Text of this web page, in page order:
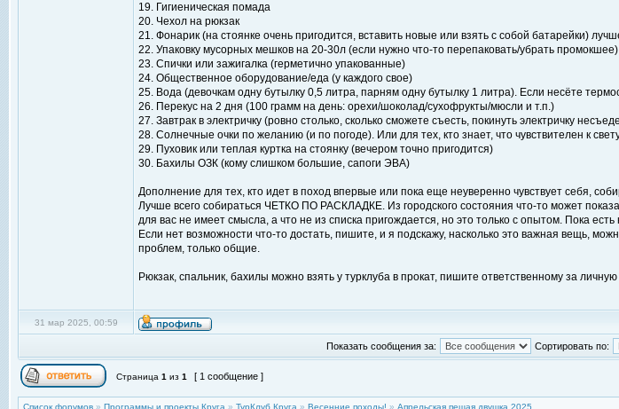
19. Гигиеническая помада
20. Чехол на рюкзак
21. Фонарик (на стоянке очень пригодится, вставить новые или взять с собой батарейки)
22. Упаковку мусорных мешков на 20-30л (если нужно что-то перепаковать/убрать промокшее)
23. Спички или зажигалка (герметично упакованные)
24. Общественное оборудование/еда (у каждого свое)
25. Вода (девочкам одну бутылку 0,5 литра, парням одну бутылку 1 литра). Если несёте
26. Перекус на 2 дня (100 грамм на день: орехи/шоколад/сухофрукты/мюсли и т.п.)
27. Завтрак в электричку (ровно столько, сколько сможете съесть, покинуть электричку
28. Солнечные очки по желанию (и по погоде). Или для тех, кто знает, что чувствителен к
29. Пуховик или теплая куртка на стоянку (вечером точно пригодится)
30. Бахилы ОЗК (кому слишком большие, сапоги ЭВА)
Дополнение для тех, кто идет в поход впервые или пока еще неуверенно чувствует себя,
Лучше всего собираться ЧЕТКО ПО РАСКЛАДКЕ. Из городского состояния что-то может
для вас не имеет смысла, а что не из списка пригождается, но это только с опытом. Пока
Если нет возможности что-то достать, пишите, и я подскажу, насколько это важная вещь,
проблем, только общие.
Рюкзак, спальник, бахилы можно взять у турклуба в прокат, пишите ответственному за
31 мар 2025, 00:59
Показать сообщения за: Сортировать по:
Страница 1 из 1 [ 1 сообщение ]
Список форумов » Программы и проекты Круга » ТурКлуб Круга » Весенние походы! » Апрельская пешая двушка 2025